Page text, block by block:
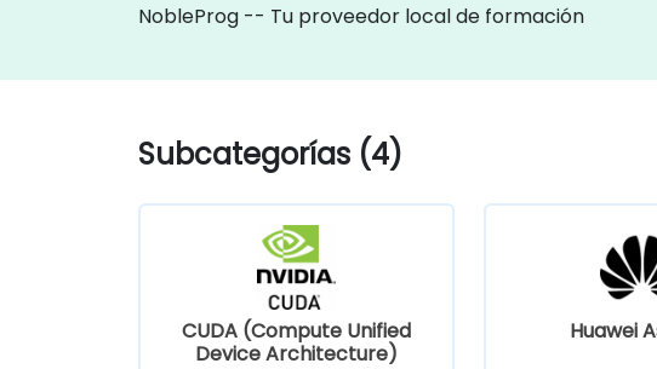
NobleProg -- Tu proveedor local de formación
Subcategorías (4)
CUDA (Compute Unified
Device Architecture)
Huawei